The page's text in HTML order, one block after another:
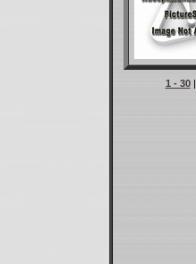
1 - 30|